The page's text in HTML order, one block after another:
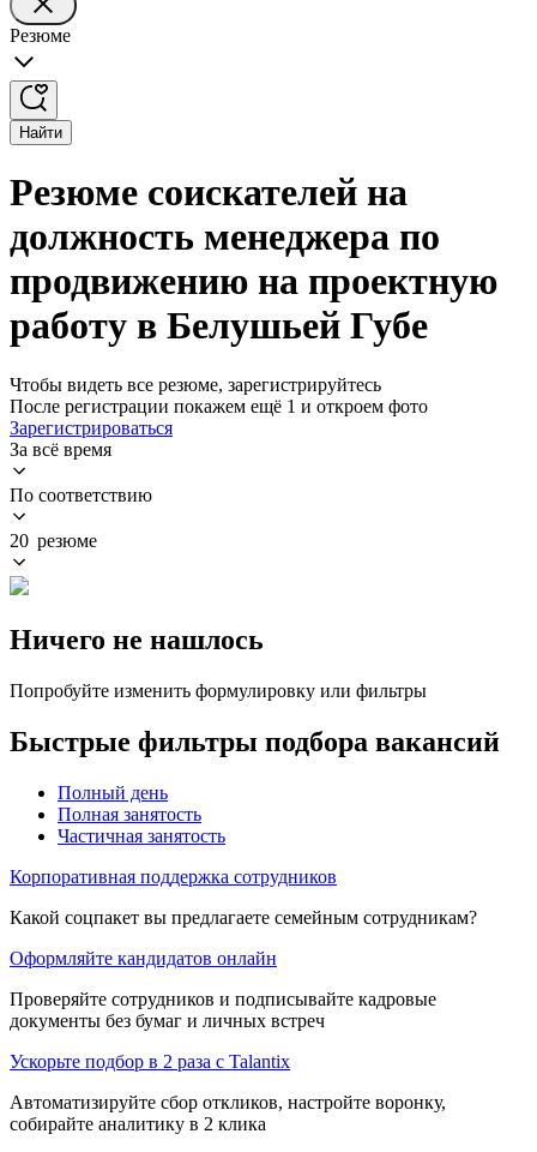
Резюме
Найти
Резюме соискателей на
должность менеджера по
продвижению на проектную
работу в Белушьей Губе
Чтобы видеть все резюме, зарегистрируйтесь
После регистрации покажем ещё 1 и откроем фото
Зарегистрироваться
За всё время
По соответствию
20 резюме
Ничего не нашлось
Попробуйте изменить формулировку или фильтры
Быстрые фильтры подбора вакансий
Полный день
Полная занятость
Частичная занятость
Корпоративная поддержка сотрудников
Какой соцпакет вы предлагаете семейным сотрудникам?
Оформляйте кандидатов онлайн
Проверяйте сотрудников и подписывайте кадровые
документы без бумаг и личных встреч
Ускорьте подбор в 2 раза с Talantix
Автоматизируйте сбор откликов, настройте воронку,
собирайте аналитику в 2 клика